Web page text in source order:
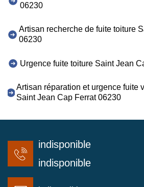
06230
Artisan recherche de fuite toiture
06230
Urgence fuite toiture Saint Jean
Artisan réparation et urgence fuite
Saint Jean Cap Ferrat 06230
indisponible
indisponible